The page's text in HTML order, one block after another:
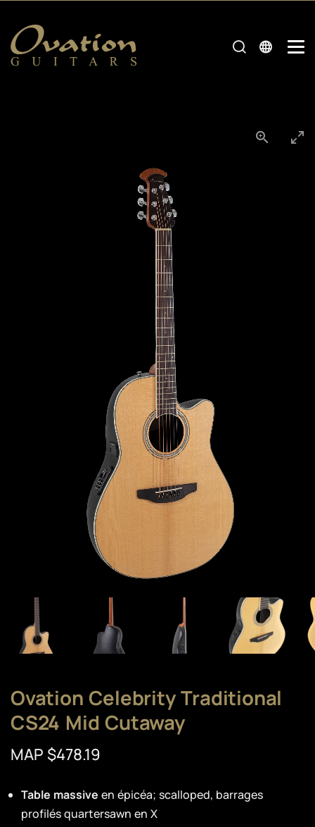
Ovation Celebrity Traditional
CS24 Mid Cutaway
MAP $478.19
Table massive en épicéa; scalloped, barrages
profilés quartersawn en X